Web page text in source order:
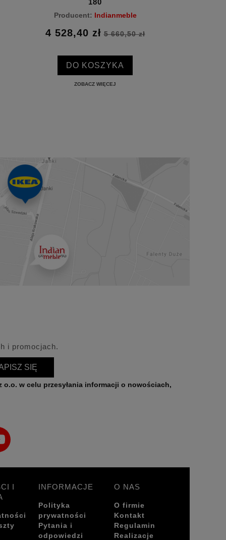
180
Producent: Indianmeble
4 528,40 zł 5 660,50 zł
DO KOSZYKA
ZOBACZ WIĘCEJ
i promocjach.
SIĘ
I
INFORMACJE
Polityka
prywatności
Pytania i
odpowiedzi
O NAS
O firmie
Kontakt
Regulamin
Realizacje